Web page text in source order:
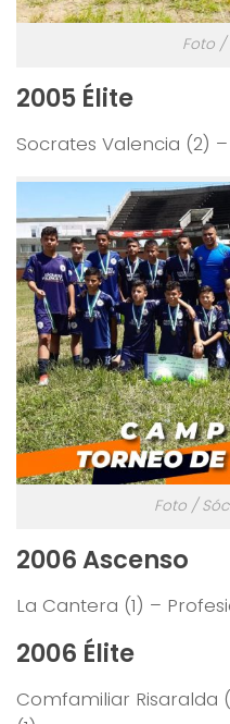
Foto /
2005 Élite
Socrates Valencia (2)
Foto /
2006 Ascenso
La Cantera (1) –
2006 Élite
Comfamiliar Risaralda